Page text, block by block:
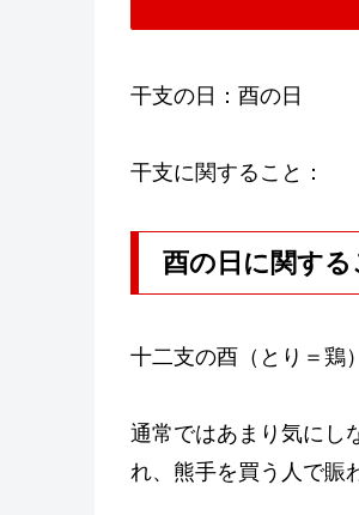
干支の日：酉の日
干支に関すること：
酉の日に関する
十二支の酉（とり＝鶏
通常ではあまり気にし
れ、熊手を買う人で賑